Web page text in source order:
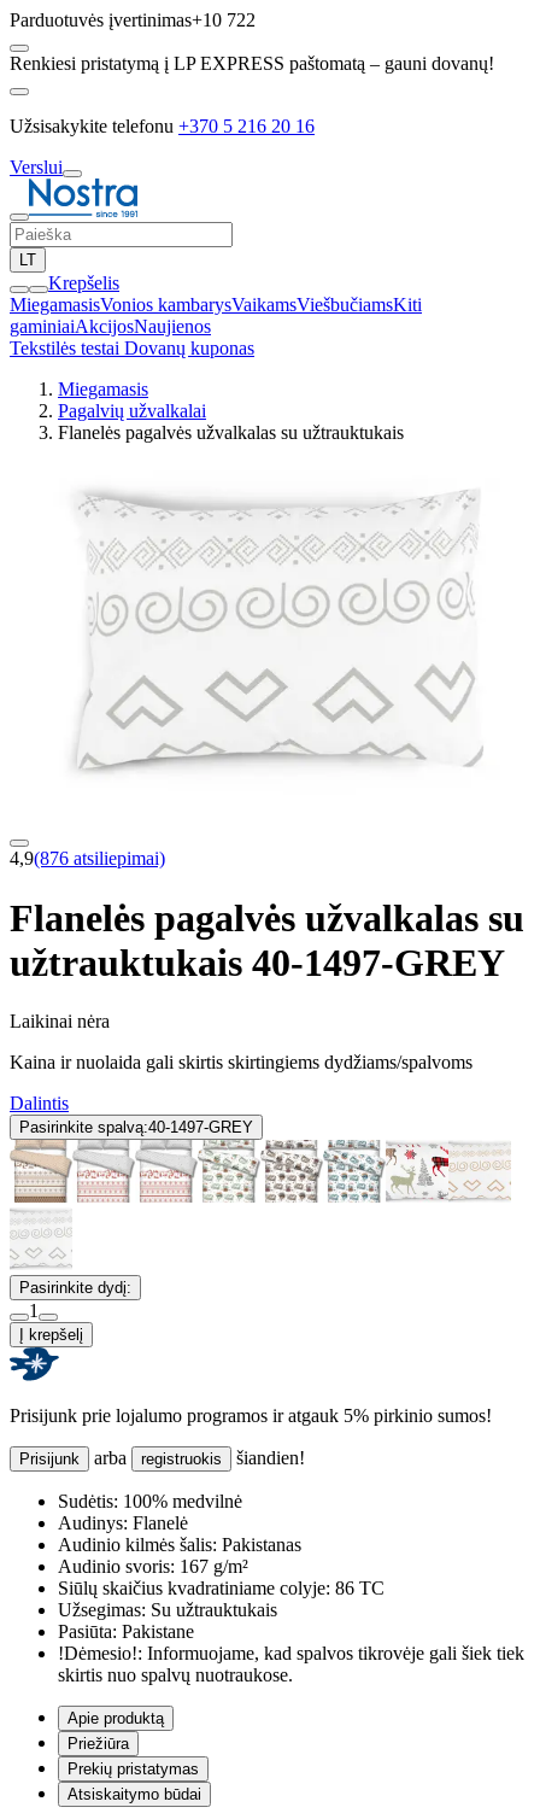
Parduotuvės įvertinimas+10 722
Renkiesi pristatymą į LP EXPRESS paštomatą – gauni dovanų!
Užsisakykite telefonu +370 5 216 20 16
Verslui
LT
Krepšelis
MiegamasisVonios kambarysVaikamsViešbučiamsKiti
gaminiaiAkcijosNaujienos
Tekstilės testai Dovanų kuponas
Miegamasis
Pagalvių užvalkalai
Flanelės pagalvės užvalkalas su užtrauktukais
4,9(876 atsiliepimai)
Flanelės pagalvės užvalkalas su
užtrauktukais 40-1497-GREY
Laikinai nėra
Kaina ir nuolaida gali skirtis skirtingiems dydžiams/spalvoms
Dalintis
Pasirinkite spalvą:40-1497-GREY
Pasirinkite dydį:
1
Į krepšelį
Prisijunk prie lojalumo programos ir atgauk 5% pirkinio sumos!
Prisijunk arba registruokis šiandien!
Sudėtis: 100% medvilnė
Audinys: Flanelė
Audinio kilmės šalis: Pakistanas
Audinio svoris: 167 g/m²
Siūlų skaičius kvadratiniame colyje: 86 TC
Užsegimas: Su užtrauktukais
Pasiūta: Pakistane
!Dėmesio!: Informuojame, kad spalvos tikrovėje gali šiek tiek
skirtis nuo spalvų nuotraukose.
Apie produktą
Priežiūra
Prekių pristatymas
Atsiskaitymo būdai